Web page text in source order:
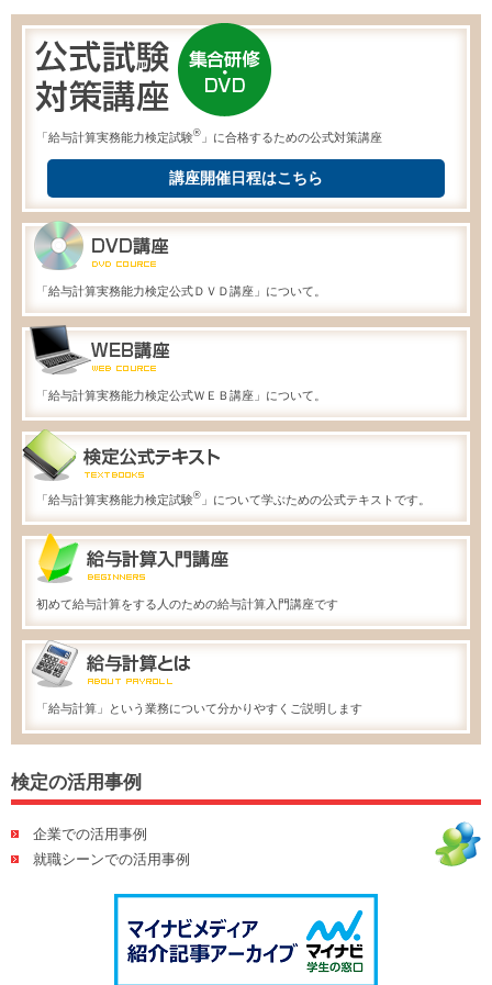
「給与計算実務能力検定試験® 」に合格するための公式対策講座
講座開催日程はこちら
「給与計算実務能力検定公式ＤＶＤ講座」について。
「給与計算実務能力検定公式ＷＥＢ講座」について。
「給与計算実務能力検定試験® 」について学ぶための公式テキストです。
初めて給与計算をする人のための給与計算入門講座です
「給与計算」という業務について分かりやすくご説明します
検定の活用事例
企業での活用事例
就職シーンでの活用事例